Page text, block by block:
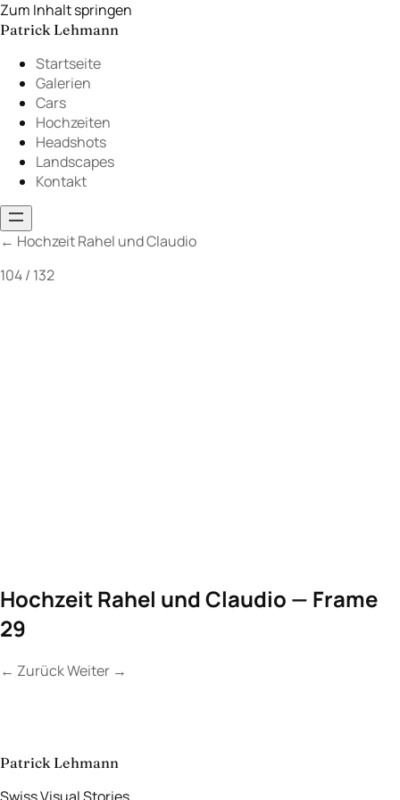
Zum Inhalt springen
Patrick Lehmann
Startseite
Galerien
Cars
Hochzeiten
Headshots
Landscapes
Kontakt
← Hochzeit Rahel und Claudio
104 / 132
Hochzeit Rahel und Claudio — Frame
29
← ZurückWeiter →
aufnehmen→
Patrick Lehmann